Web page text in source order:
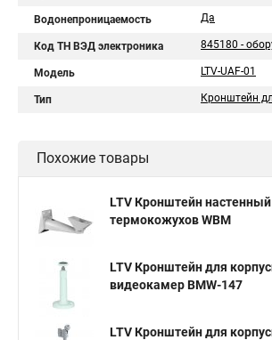
Водонепроницаемость Да
Код ТН ВЭД электроника 845180 -
Модель LTV-UAF-01
Тип
Похожие товары
LTV Кронштейн
термокожухов WBM
LTV Кронштейн для
видеокамер BMW-147
LTV Кронштейн для